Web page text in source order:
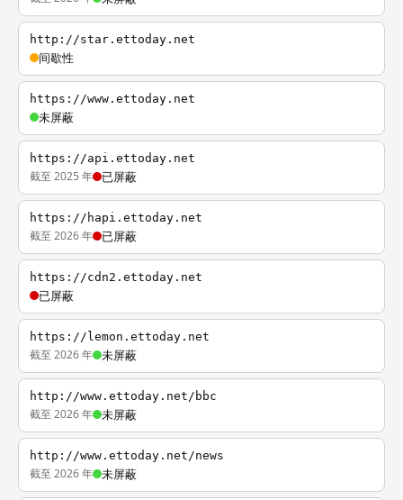
http://star.ettoday.net
间歇性
https://www.ettoday.net
未屏蔽
https://api.ettoday.net
截至 2025 年 已屏蔽
https://hapi.ettoday.net
截至 2026 年 已屏蔽
https://cdn2.ettoday.net
已屏蔽
https://lemon.ettoday.net
截至 2026 年 未屏蔽
http://www.ettoday.net/bbc
截至 2026 年 未屏蔽
http://www.ettoday.net/news
截至 2026 年 未屏蔽